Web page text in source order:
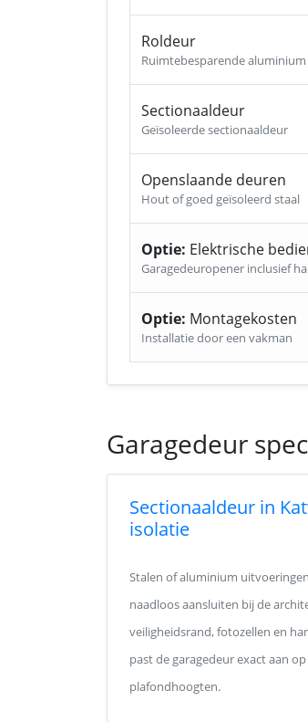
Roldeur
Ruimtebesparende
Sectionaaldeur
Geïsoleerde sectionaaldeur
Openslaande deuren
Hout of goed geïsoleerd staal
Optie: Elektrische
Garagedeuropener inclusief
Optie: Montagekosten
Installatie door een vakman
Garagedeur
Sectionaaldeur in
isolatie
Stalen of aluminium
naadloos aansluiten bij de
veiligheidsrand, fotozellen en
past de garagedeur exact aan
plafondhoogten.